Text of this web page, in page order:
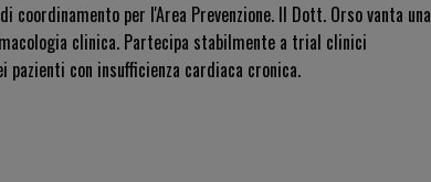
per l'Area Prevenzione. Il Dott. Orso vanta una
clinica. Partecipa stabilmente a trial clinici
con insufficienza cardiaca cronica.